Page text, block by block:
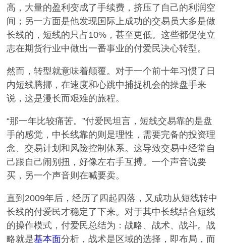
高，大量的盈利变成了手续费，挤压了自己的利润空
间；另一方面是他发现国际上成功的交易员大多是做
长线的，短线的只占10%，甚至更低。这些都促使立
志在期货行业中做出一番事业的付爱民决心转型。
然而，转型就意味着颠覆。对于一个前十年习惯了日
内短线腾挪，在速度和心跳中捕捉机会的操盘手来
说，这是漫长而艰难的旅程。
“那一年比较痛苦。”付爱民坦言，短线交易靠的是盘
手的感觉，中长线靠的则是理性，需要完备的投资理
念、交易计划和风险控制体系。这导致交易中经常自
己跟自己闹别扭，好像左右手互搏。一个声音说要
买，另一个声音则在喊要卖。
直到2009年后，经历了四起四落，又成功从短线转中
长线的付爱民才稳定了下来。对于其中长线结合短线
的操作模式，付爱民总结为：战略、战术、战斗。战
略就是基本面分析，战术是区域的选择，即布局，而